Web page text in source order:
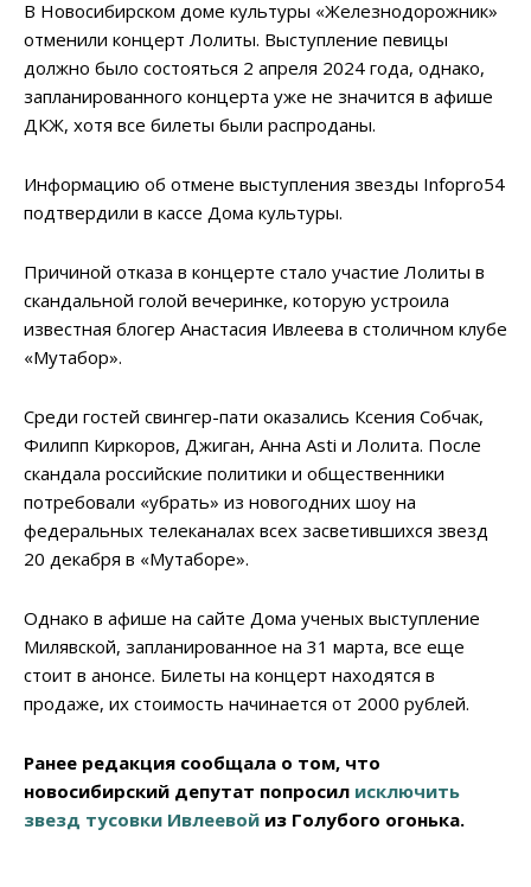
В Новосибирском доме культуры «Железнодорожник»
отменили концерт Лолиты. Выступление певицы
должно было состояться 2 апреля 2024 года, однако,
запланированного концерта уже не значится в афише
ДКЖ, хотя все билеты были распроданы.
Информацию об отмене выступления звезды Infopro54
подтвердили в кассе Дома культуры.
Причиной отказа в концерте стало участие Лолиты в
скандальной голой вечеринке, которую устроила
известная блогер Анастасия Ивлеева в столичном клубе
«Мутабор».
Среди гостей свингер-пати оказались Ксения Собчак,
Филипп Киркоров, Джиган, Анна Asti и Лолита. После
скандала российские политики и общественники
потребовали «убрать» из новогодних шоу на
федеральных телеканалах всех засветившихся звезд
20 декабря в «Мутаборе».
Однако в афише на сайте Дома ученых выступление
Милявской, запланированное на 31 марта, все еще
стоит в анонсе. Билеты на концерт находятся в
продаже, их стоимость начинается от 2000 рублей.
Ранее редакция сообщала о том, что
новосибирский депутат попросил исключить
звезд тусовки Ивлеевой из Голубого огонька.